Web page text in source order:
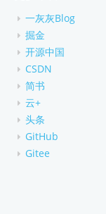
一灰灰Blog
掘金
开源中国
CSDN
简书
云+
头条
GitHub
Gitee